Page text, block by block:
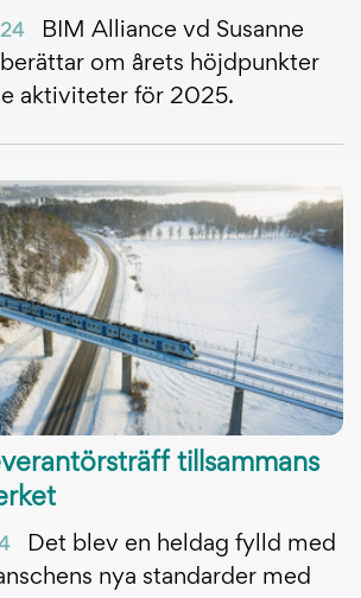
BIM Alliance vd Susanne
om årets höjdpunkter
aktiviteter för 2025.
tillsammans
Det blev en heldag fylld med
nya standarder med